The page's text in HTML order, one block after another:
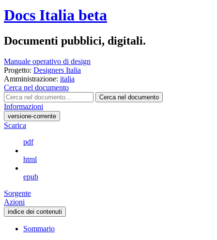
Docs Italia beta
Documenti pubblici, digitali.
Manuale operativo di design
Progetto: Designers Italia
Amministrazione: italia
Cerca nel documento
Cerca nel documento
Informazioni
versione-corrente
Scarica
pdf
html
epub
Sorgente
Azioni
indice dei contenuti
Sommario